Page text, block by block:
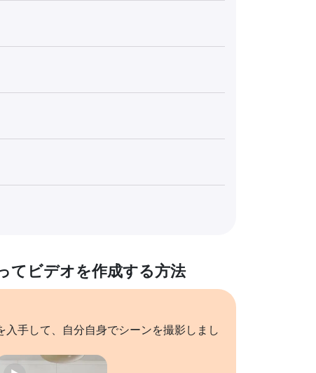
てビデオを作成する方法
手して、自分自身でシーンを撮影しまし